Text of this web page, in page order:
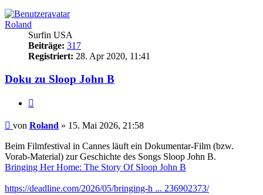
Roland
Surfin USA
Beiträge: 317
Registriert: 28. Apr 2020, 11:41
Doku zu Sloop John B
Beitrag
von Roland » 15. Mai 2026, 21:58
Beim Filmfestival in Cannes läuft ein Dokumentar-Film (bzw.
Vorab-Material) zur Geschichte des Songs Sloop John B.
Bringing Her Home: The Story Of Sloop John B
https://deadline.com/2026/05/bringing-h ... 236902373/